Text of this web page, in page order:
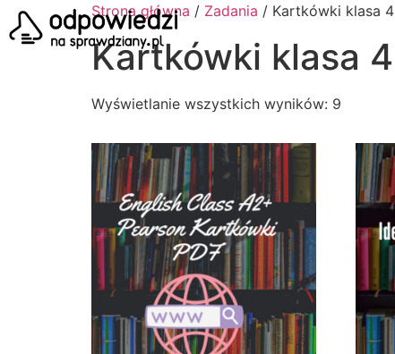
Strona główna / Zadania / Kartkówki klasa 4
Kartkówki klasa 4
Wyświetlanie wszystkich wyników: 9